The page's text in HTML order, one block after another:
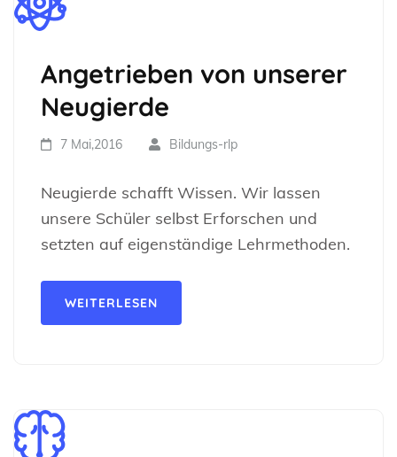
Angetrieben von unserer
Neugierde
7 Mai,2016 Bildungs-rlp
Neugierde schafft Wissen. Wir lassen
unsere Schüler selbst Erforschen und
setzten auf eigenständige Lehrmethoden.
WEITERLESEN